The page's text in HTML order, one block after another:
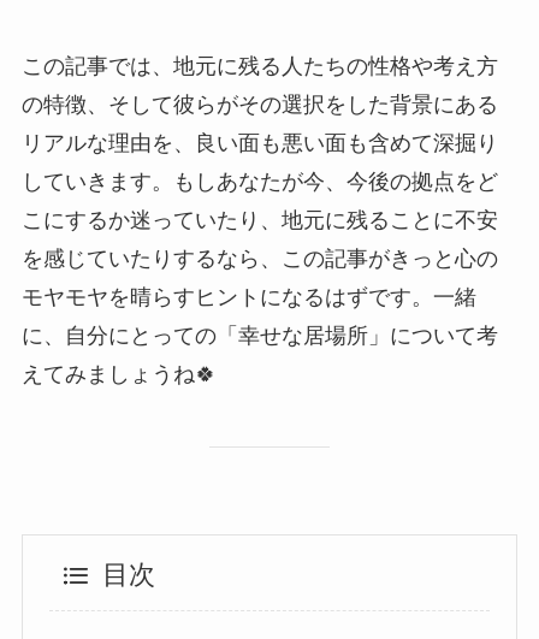
この記事では、地元に残る人たちの性格や考え方
の特徴、そして彼らがその選択をした背景にある
リアルな理由を、良い面も悪い面も含めて深掘り
していきます。もしあなたが今、今後の拠点をど
こにするか迷っていたり、地元に残ることに不安
を感じていたりするなら、この記事がきっと心の
モヤモヤを晴らすヒントになるはずです。一緒
に、自分にとっての「幸せな居場所」について考
えてみましょうね🍀
目次